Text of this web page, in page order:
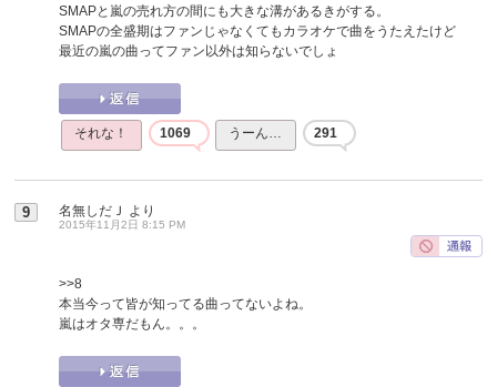
SMAPと嵐の売れ方の間にも大きな溝があるきがする。
SMAPの全盛期はファンじゃなくてもカラオケで曲をうたえたけど
最近の嵐の曲ってファン以外は知らないでしょ
それな！ 1069 うーん… 291
9 名無しだＪ より
2015年11月2日 8:15 PM
>>8
本当今って皆が知ってる曲ってないよね。
嵐はオタ専だもん。。。